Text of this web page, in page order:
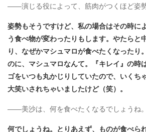
――演じる役によって、筋肉がつくほど姿
姿勢もそうですけど、私の場合はその時に
う食べ物が変わったりもします。やたらと
り、なぜかマシュマロが食べたくなったり
のに、マシュマロなんて。『キレイ』の時
ゴをいつも丸かじりしていたので、いくち
大笑いされちゃいましたけど（笑）。
――美沙は、何を食べたくなるでしょうね。
何でしょうね。とりあえず、ものが食べら